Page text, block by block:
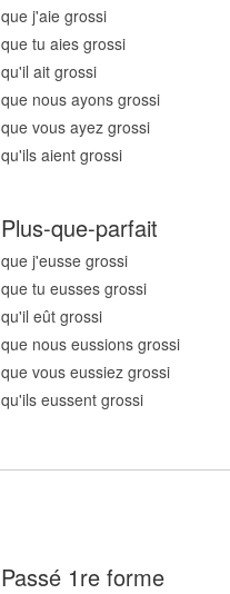
que j'aie grossi
que tu aies grossi
qu'il ait grossi
que nous ayons grossi
que vous ayez grossi
qu'ils aient grossi
Plus-que-parfait
que j'eusse grossi
que tu eusses grossi
qu'il eût grossi
que nous eussions grossi
que vous eussiez grossi
qu'ils eussent grossi
Passé 1re forme